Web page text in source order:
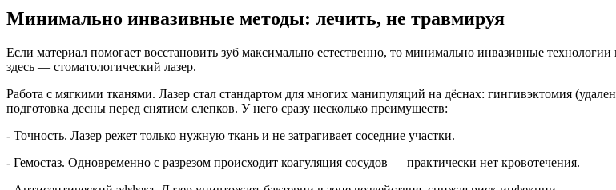
Минимально инвазивные методы: лечить, не травмируя
Если материал помогает восстановить зуб максимально естественно, то минимально инвазивные
здесь — стоматологический лазер.
Работа с мягкими тканями. Лазер стал стандартом для многих манипуляций на дёснах: гингивэктомия
подготовка десны перед снятием слепков. У него сразу несколько преимуществ:
- Точность. Лазер режет только нужную ткань и не затрагивает соседние участки.
- Гемостаз. Одновременно с разрезом происходит коагуляция сосудов — практически нет кровотечения.